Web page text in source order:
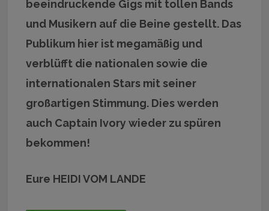
beeindruckende Gigs mit tollen Bands
und Musikern auf die Beine gestellt. Das
Publikum hier ist megamäßig und
verblüfft die nationalen sowie die
internationalen Stars mit seiner
großartigen Stimmung. Dies werden
auch Captain Ivory wieder zu spüren
bekommen!
Eure HEIDI VOM LANDE